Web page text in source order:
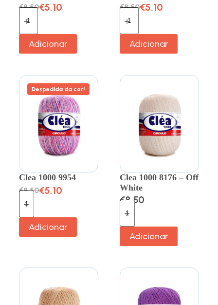
€8.50€5.10
Adicionar
€8.50€5.10
Adicionar
Despedida da cor!
Clea 1000 9954
€8.50€5.10
Adicionar
Clea 1000 8176 – Off
White
€8.50
Adicionar